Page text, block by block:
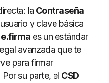
la Contraseña
y clave básica
e.firma es un estándar
avanzada que te
para firmar
su parte, el CSD